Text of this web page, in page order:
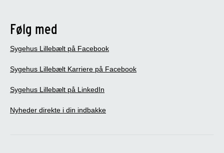
Følg med
Sygehus Lillebælt på Facebook
Sygehus Lillebælt Karriere på Facebook
Sygehus Lillebælt på LinkedIn
Nyheder direkte i din indbakke